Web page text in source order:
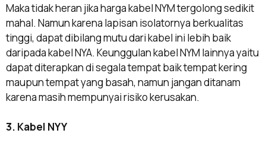
Maka tidak heran jika harga kabel NYM tergolong sedikit
mahal. Namun karena lapisan isolatornya berkualitas
tinggi, dapat dibilang mutu dari kabel ini lebih baik
daripada kabel NYA. Keunggulan kabel NYM lainnya yaitu
dapat diterapkan di segala tempat baik tempat kering
maupun tempat yang basah, namun jangan ditanam
karena masih mempunyai risiko kerusakan.
3. Kabel NYY